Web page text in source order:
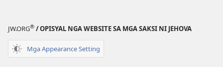
JW.ORG® / OPISYAL NGA WEBSITE SA MGA SAKSI NI JEHOVA
Mga Appearance Setting